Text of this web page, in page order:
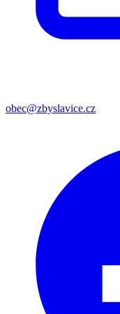
obec@zbyslavice.cz